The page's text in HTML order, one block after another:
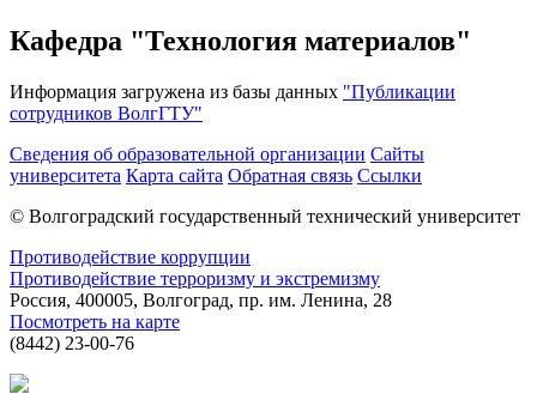
Кафедра "Технология материалов"
Информация загружена из базы данных "Публикации
сотрудников ВолгГТУ"
Сведения об образовательной организации Сайты
университета Карта сайта Обратная связь Ссылки
© Волгоградский государственный технический университет
Противодействие коррупции
Противодействие терроризму и экстремизму
Россия, 400005, Волгоград, пр. им. Ленина, 28
Посмотреть на карте
(8442) 23-00-76